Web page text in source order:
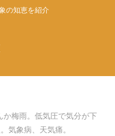
の知恵を紹介
か梅雨。低気圧で気分が下
気象病、天気痛。